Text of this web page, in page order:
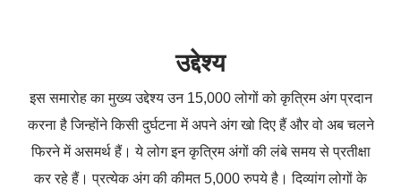
उद्देश्य
इस समारोह का मुख्य उद्देश्य उन 15,000 लोगों को कृत्रिम अंग प्रदान
करना है जिन्होंने किसी दुर्घटना में अपने अंग खो दिए हैं और वो अब चलने
फिरने में असमर्थ हैं। ये लोग इन कृत्रिम अंगों की लंबे समय से प्रतीक्षा
कर रहे हैं। प्रत्येक अंग की कीमत 5,000 रुपये है। दिव्यांग लोगों के